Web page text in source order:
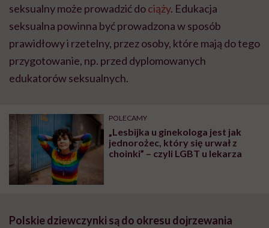
seksualny może prowadzić dociąży. Edukacja
seksualna powinna być prowadzona w sposób
prawidłowy i rzetelny, przez osoby, które mają do tego
przygotowanie, np. przed dyplomowanych
edukatorów seksualnych.
POLECAMY
„Lesbijka u ginekologa jest jak
jednorożec, który się urwał z
choinki” – czyli LGBT u lekarza
Polskie dziewczynki są do okresu dojrzewania